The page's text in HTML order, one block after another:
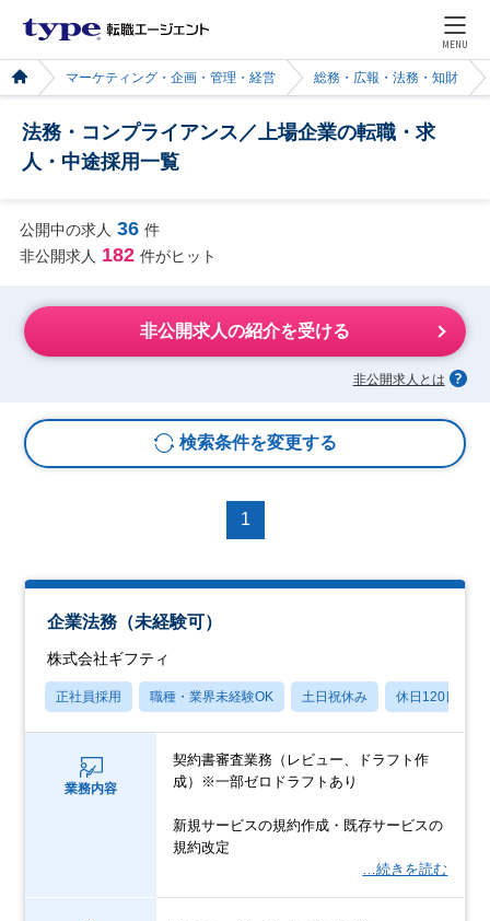
MENU
マーケティング・企画・管理・経営 総務・広報・法務・知財
法務・コンプライアンス／上場企業の転職・求
人・中途採用一覧
公開中の求人 36 件
非公開求人 182 件がヒット
非公開求人の紹介を受ける
非公開求人とは
検索条件を変更する
1
企業法務（未経験可）
株式会社ギフティ
正社員採用 職種・業界未経験OK 土日祝休み 休日120日以上
業務内容
契約書審査業務（レビュー、ドラフト作
成）※一部ゼロドラフトあり
新規サービスの規約作成・既存サービスの
規約改定
…続きを読む